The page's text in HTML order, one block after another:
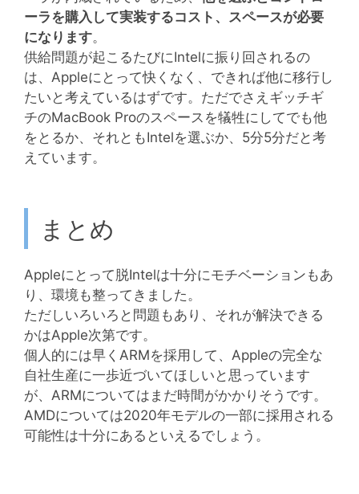
ーラを購入して実装するコスト、スペースが必要
になります。
供給問題が起こるたびにIntelに振り回されるの
は、Appleにとって快くなく、できれば他に移行し
たいと考えているはずです。ただでさえギッチギ
チのMacBook Proのスペースを犠牲にしてでも他
をとるか、それともIntelを選ぶか、5分5分だと考
えています。
まとめ
Appleにとって脱Intelは十分にモチベーションもあ
り、環境も整ってきました。
ただしいろいろと問題もあり、それが解決できる
かはApple次第です。
個人的には早くARMを採用して、Appleの完全な
自社生産に一歩近づいてほしいと思っています
が、ARMについてはまだ時間がかかりそうです。
AMDについては2020年モデルの一部に採用される
可能性は十分にあるといえるでしょう。